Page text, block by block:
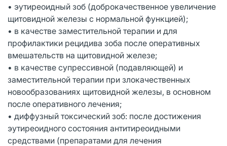
• эутиреоидный зоб (доброкачественное увеличение
щитовидной железы с нормальной функцией);
• в качестве заместительной терапии и для
профилактики рецидива зоба после оперативных
вмешательств на щитовидной железе;
• в качестве супрессивной (подавляющей) и
заместительной терапии при злокачественных
новообразованиях щитовидной железы, в основном
после оперативного лечения;
• диффузный токсический зоб: после достижения
эутиреоидного состояния антитиреоидными
средствами (препаратами для лечения